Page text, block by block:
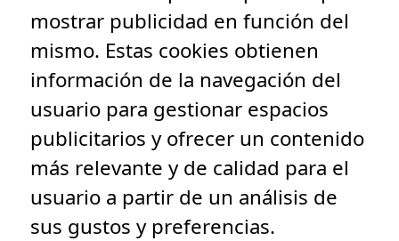
mostrar publicidad en función del
mismo. Estas cookies obtienen
información de la navegación del
usuario para gestionar espacios
publicitarios y ofrecer un contenido
más relevante y de calidad para el
usuario a partir de un análisis de
sus gustos y preferencias.